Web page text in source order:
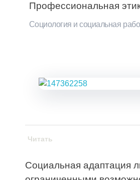
Профессиональная
Социология и социальная
Социальная адаптация
Читать